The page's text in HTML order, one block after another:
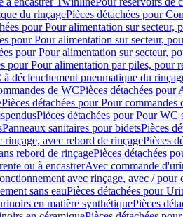
du rinçagePièces détachées pour
pour Pour alimentation sur secteur,
pour Pour alimentation sur secteur,
pour Pour alimentation sur secteur,
pour Pour alimentation par piles, pour
déclenchement pneumatique du
de WCPièces détachées pour
Pièces détachées pour Pour
Pièces détachées pour Pour WC
Panneaux sanitaires pour bidetsPièces
avec rebord de rinçagePièces
rebord de rinçagePièces détachées
ou à encastrerAvec commande
avec rinçage, avec / pour
sans eauPièces détachées pour
en matière synthétiquePièces